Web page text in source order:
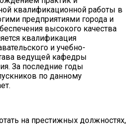
квалификационной работы в
предприятиями города и
высокого качества
квалификация
и учебно-
ведущей кафедры
За последние годы
по данному
на престижных должностях,